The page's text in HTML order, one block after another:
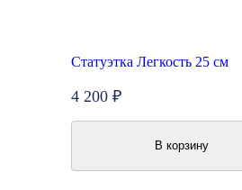
Статуэтка Легкость 25 см
4 200 ₽
В корзину